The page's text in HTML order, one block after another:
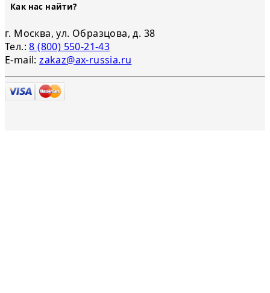
Как нас найти?
г. Москва, ул. Образцова, д. 38
Тел.:8 (800) 550-21-43
E-mail:zakaz@ax-russia.ru